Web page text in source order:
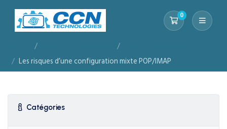
0
Votre panier
Les risques d’une configuration mixte POP/IMAP
Catégories